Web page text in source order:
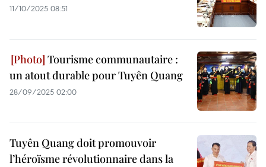
11/10/2025 08:51
Tourisme communautaire :
un atout durable pour Tuyên Quang
28/09/2025 02:00
Tuyên Quang doit promouvoir
l’héroïsme révolutionnaire dans la